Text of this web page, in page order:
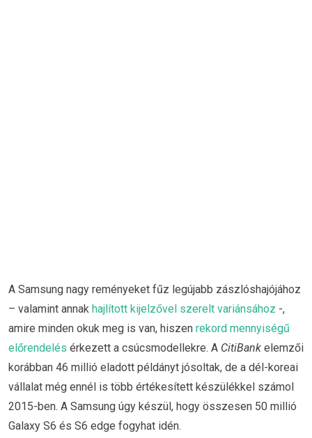
A Samsung nagy reményeket fűz legújabb zászlóshajójához
– valamint annak hajlított kijelzővel szerelt variánsához -,
amire minden okuk meg is van, hiszen rekord mennyiségű
előrendelés érkezett a csúcsmodellekre. A CitiBank elemzői
korábban 46 millió eladott példányt jósoltak, de a dél-koreai
vállalat még ennél is több értékesített készülékkel számol
2015-ben. A Samsung úgy készül, hogy összesen 50 millió
Galaxy S6 és S6 edge fogyhat idén.